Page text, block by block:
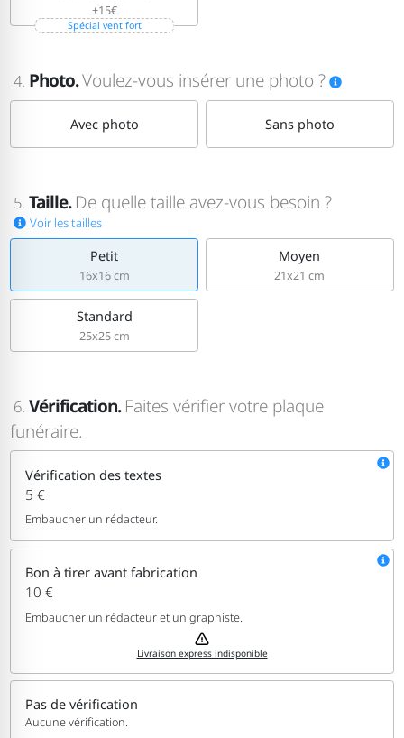
+15€
Spécial vent fort
4. Photo.Voulez-vous insérer une photo ?
Avec photo Sans photo
5. Taille. De quelle taille avez-vous besoin ?
Voir les tailles
Petit
16x16 cm
Moyen
21x21 cm
Standard
25x25 cm
6. Vérification. Faites vérifier votre plaque
funéraire.
Vérification des textes
5 €
Embaucher un rédacteur.
Bon à tirer avant fabrication
10 €
Embaucher un rédacteur et un graphiste.
Livraison express indisponible
Pas de vérification
Aucune vérification.